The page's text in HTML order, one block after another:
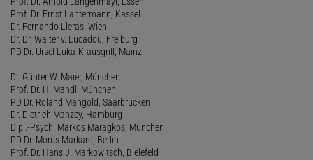
Prof. Dr. Ernst Lantermann, Kassel
Dr. Fernando Lleras, Wien
Dr. Dr. Walter v. Lucadou, Freiburg
PD Dr. Ursel Luka-Krausgrill, Mainz
Dr. Günter W. Maier, München
Prof. Dr. H. Mandl, München
PD Dr. Roland Mangold, Saarbrücken
Dr. Dietrich Manzey, Hamburg
Dipl.-Psych. Markos Maragkos, München
PD Dr. Morus Markard, Berlin
Prof. Dr. Hans J. Markowitsch, Bielefeld